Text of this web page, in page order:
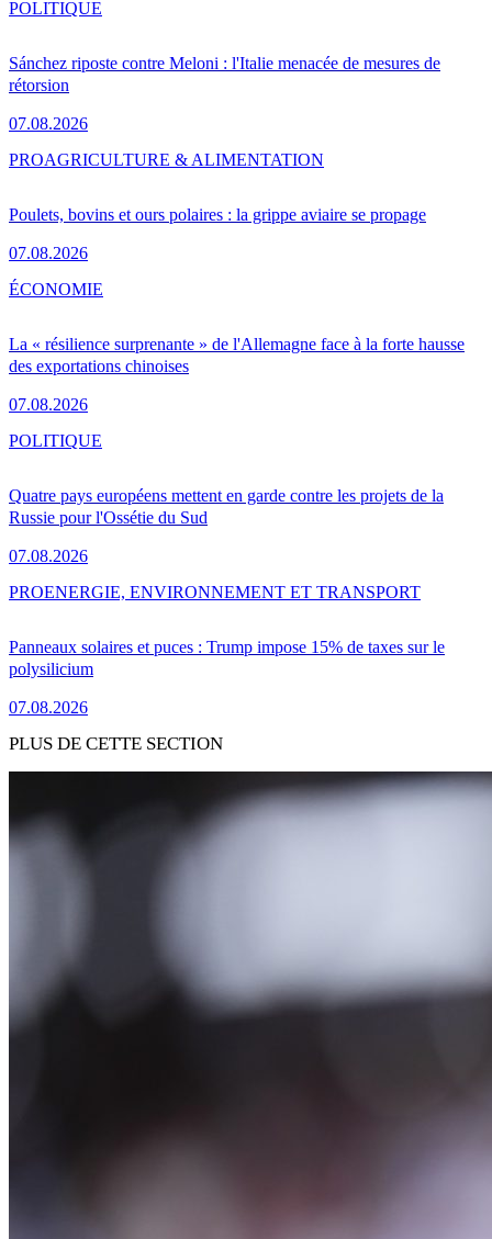
Sánchez riposte contre Meloni : l'Italie menacée de mesures de
rétorsion
07.08.2026
POLITIQUE
Poulets, bovins et ours polaires : la grippe aviaire se propage
07.08.2026
PROAGRICULTURE & ALIMENTATION
La « résilience surprenante » de l'Allemagne face à la forte hausse
des exportations chinoises
07.08.2026
ÉCONOMIE
Quatre pays européens mettent en garde contre les projets de la
Russie pour l'Ossétie du Sud
07.08.2026
POLITIQUE
Panneaux solaires et puces : Trump impose 15% de taxes sur le
polysilicium
07.08.2026
PROENERGIE, ENVIRONNEMENT ET TRANSPORT
PLUS DE CETTE SECTION